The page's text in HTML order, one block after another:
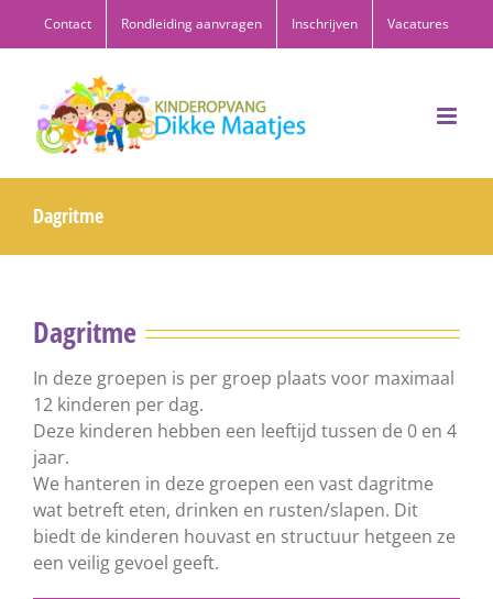
Contact Rondleiding aanvragen Inschrijven Vacatures
Dagritme
Dagritme
In deze groepen is per groep plaats voor maximaal
12 kinderen per dag.
Deze kinderen hebben een leeftijd tussen de 0 en 4
jaar.
We hanteren in deze groepen een vast dagritme
wat betreft eten, drinken en rusten/slapen. Dit
biedt de kinderen houvast en structuur hetgeen ze
een veilig gevoel geeft.